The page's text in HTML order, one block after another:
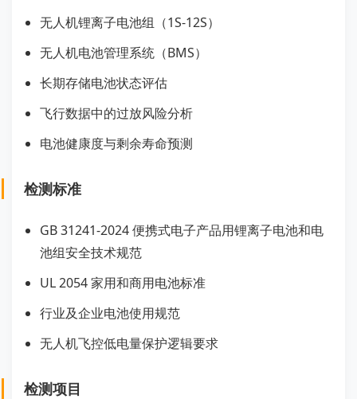
无人机锂离子电池组（1S-12S）
无人机电池管理系统（BMS）
长期存储电池状态评估
飞行数据中的过放风险分析
电池健康度与剩余寿命预测
检测标准
GB 31241-2024 便携式电子产品用锂离子电池和电
池组安全技术规范
UL 2054 家用和商用电池标准
行业及企业电池使用规范
无人机飞控低电量保护逻辑要求
检测项目